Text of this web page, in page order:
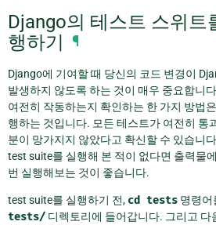
Django의 테스트 스위트
행하기
¶
Django에 기여할 때 당신의 코드 변경이
발생하지 않도록 하는 것이 매우 중요합니
여전히 작동하는지 확인하는 한 가지 방법
행하는 것입니다. 모든 테스트가 여전히 통
분이 망가지지 않았다고 확신할 수 있습니
test suite를 실행해 본 적이 없다면 출력물
번 실행해보는 것이 좋습니다.
test suite를 실행하기 전, cd tests 명령어
tests/ 디렉토리에 들어갑니다. 그리고 다